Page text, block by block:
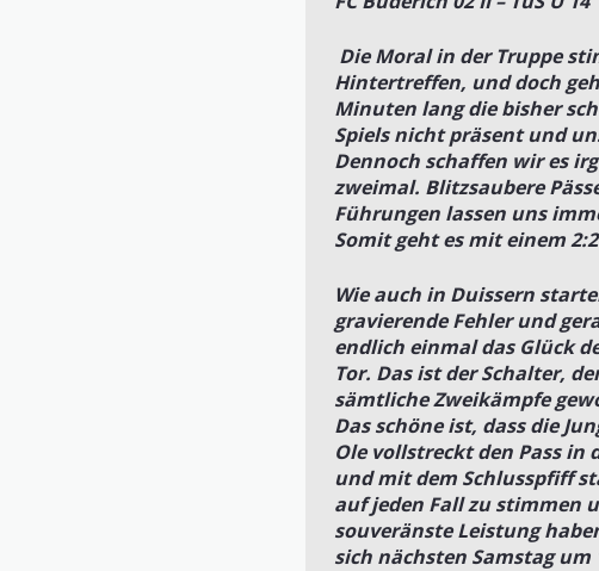
Die Moral in der Truppe
Hintertreffen, und doch
Minuten lang die bisher
Spiels nicht präsent und
Dennoch schaffen wir es
zweimal. Blitzsaubere
Führungen lassen uns
Somit geht es mit einem
Wie auch in Duissern
gravierende Fehler und
endlich einmal das Glück
Tor. Das ist der Schalter,
sämtliche Zweikämpfe
Das schöne ist, dass die
Ole vollstreckt den Pass in
und mit dem Schlusspfiff
auf jeden Fall zu stimmen
souveränste Leistung
sich nächsten Samstag um